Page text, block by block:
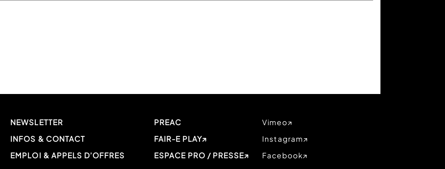
NEWSLETTER
INFOS & CONTACT
EMPLOI & APPELS D’OFFRES
PREAC
FAIR-E PLAY
ESPACE PRO / PRESSE
Vimeo
Instagram
Facebook